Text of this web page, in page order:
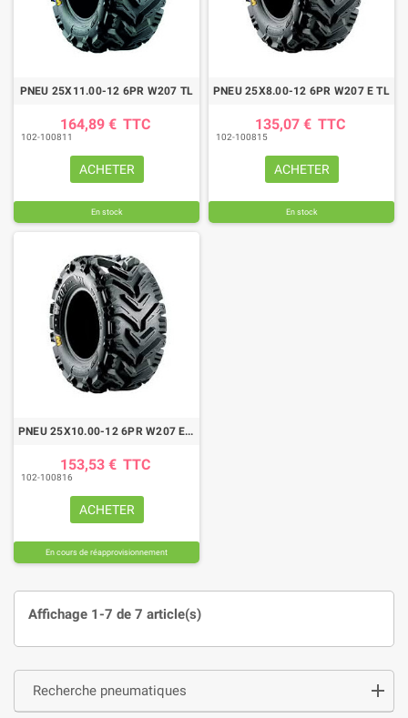
Recherche pneumatiques
PNEU 25X11.00-12 6PR W207 TL
164,89 € TTC
102-100811
ACHETER
En stock
PNEU 25X8.00-12 6PR W207 E TL
135,07 € TTC
102-100815
ACHETER
En stock
PNEU 25X10.00-12 6PR W207 E TL
153,53 € TTC
102-100816
ACHETER
En cours de réapprovisionnement
Affichage 1-7 de 7 article(s)